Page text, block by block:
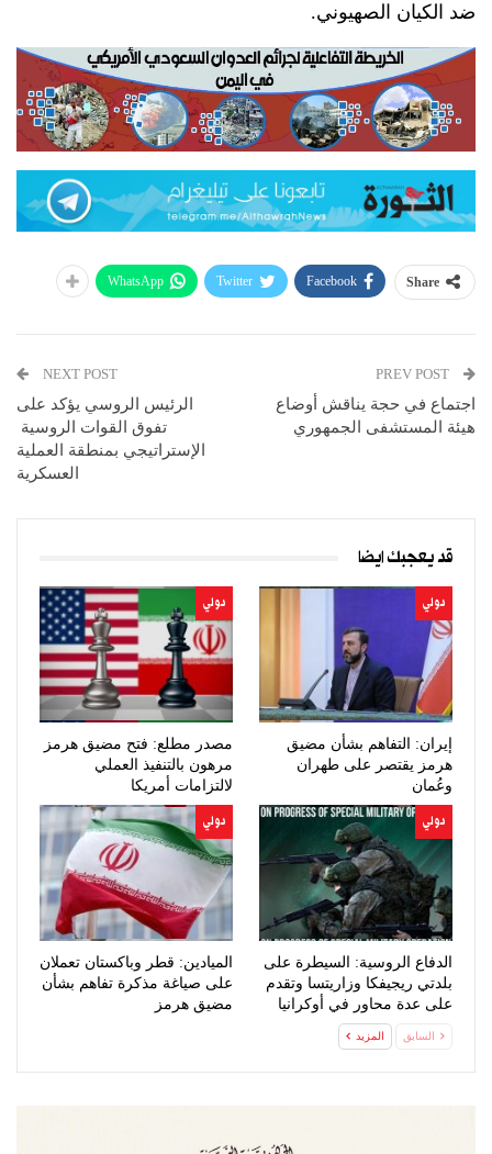
ضد الكيان الصهيوني.
Share
Facebook
Twitter
WhatsApp
اجتماع في حجة يناقش أوضاع
هيئة المستشفى الجمهوري
NEXT POST
الرئيس الروسي يؤكد على
تفوق القوات الروسية
الإستراتيجي بمنطقة العملية
العسكرية
قد يعجبك ايضا
دولي
إيران: التفاهم بشأن مضيق
هرمز يقتصر على طهران
وعُمان
دولي
مصدر مطلع: فتح مضيق هرمز
مرهون بالتنفيذ العملي
لالتزامات أمريكا
دولي
الدفاع الروسية: السيطرة على
بلدتي ريجيفكا وزاريتسا وتقدم
على عدة محاور في أوكرانيا
دولي
الميادين: قطر وباكستان تعملان
على صياغة مذكرة تفاهم بشأن
مضيق هرمز
السابق المزيد